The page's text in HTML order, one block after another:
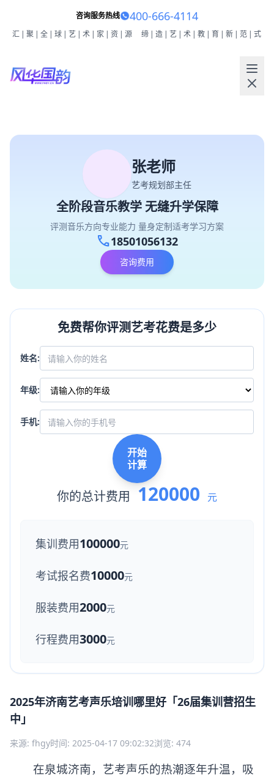
咨询服务热线 400-666-4114
汇|聚|全|球|艺|术|家|资|源 缔|造|艺|术|教|育|新|范|式
张老师
艺考规划部主任
全阶段音乐教学 无缝升学保障
评测音乐方向专业能力 量身定制适考学习方案
call18501056132
咨询费用
免费帮你评测艺考花费是多少
姓名:
年级:
手机:
开始
计算
你的总计费用 120000 元
集训费用100000元
考试报名费10000元
服装费用2000元
行程费用3000元
2025年济南艺考声乐培训哪里好「26届集训营招生
中」
来源: fhgy时间: 2025-04-17 09:02:32浏览: 474
在泉城济南，艺考声乐的热潮逐年升温，吸